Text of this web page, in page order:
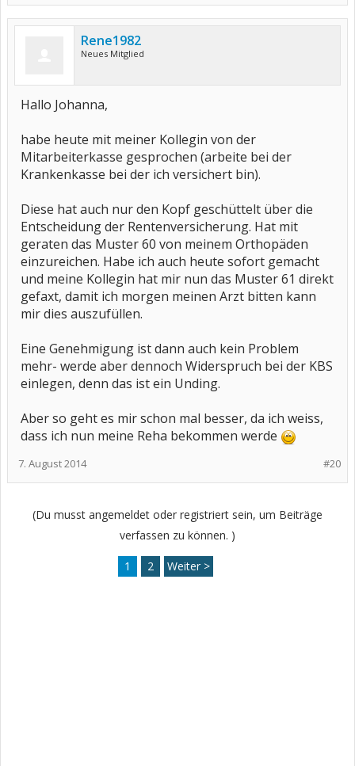
Rene1982
Neues Mitglied
Hallo Johanna,
habe heute mit meiner Kollegin von der
Mitarbeiterkasse gesprochen (arbeite bei der
Krankenkasse bei der ich versichert bin).
Diese hat auch nur den Kopf geschüttelt über die
Entscheidung der Rentenversicherung. Hat mit
geraten das Muster 60 von meinem Orthopäden
einzureichen. Habe ich auch heute sofort gemacht
und meine Kollegin hat mir nun das Muster 61 direkt
gefaxt, damit ich morgen meinen Arzt bitten kann
mir dies auszufüllen.
Eine Genehmigung ist dann auch kein Problem
mehr- werde aber dennoch Widerspruch bei der KBS
einlegen, denn das ist ein Unding.
Aber so geht es mir schon mal besser, da ich weiss,
dass ich nun meine Reha bekommen werde
#20
7. August 2014
(Du musst angemeldet oder registriert sein, um Beiträge
verfassen zu können. )
1 2 Weiter >